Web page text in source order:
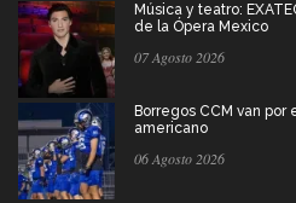
Música y teatro:
de la Ópera Mexico
07 Agosto 2026
Borregos CCM van
americano
06 Agosto 2026